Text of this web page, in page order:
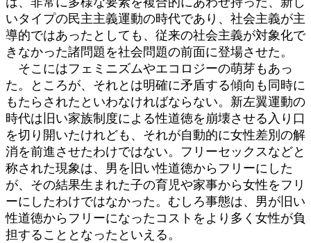
いタイプの民主主義運動の時代であり、社会主義が主
導的ではあったとしても、従来の社会主義が対象化で
きなかった諸問題を社会問題の前面に登場させた。
そこにはフェミニズムやエコロジーの萌芽もあっ
た。ところが、それとは明確に矛盾する傾向も同時に
もたらされたといわなければならない。新左翼運動の
時代は旧い家族制度による性道徳を崩壊させる入り口
を切り開いたけれども、それが自動的に女性差別の解
消を前進させたわけではない。フリーセックスなどと
称された現象は、男を旧い性道徳からフリーにした
が、その結果生まれた子の育児や家事から女性をフリ
ーにしたわけではなかった。むしろ事態は、男が旧い
性道徳からフリーになったコストをより多く女性が負
担することとなったといえる。